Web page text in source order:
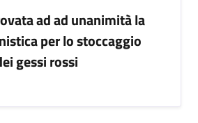
ad ad unanimità la
per lo stoccaggio
gessi rossi